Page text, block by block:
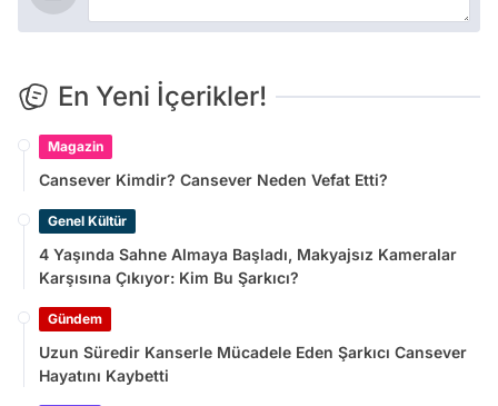
En Yeni İçerikler!
Magazin
Cansever Kimdir? Cansever Neden Vefat Etti?
Genel Kültür
4 Yaşında Sahne Almaya Başladı, Makyajsız Kameralar
Karşısına Çıkıyor: Kim Bu Şarkıcı?
Gündem
Uzun Süredir Kanserle Mücadele Eden Şarkıcı Cansever
Hayatını Kaybetti